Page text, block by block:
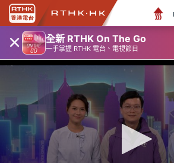
× 全新 RTHK On The Go
一手掌握 RTHK 電台、電視節目